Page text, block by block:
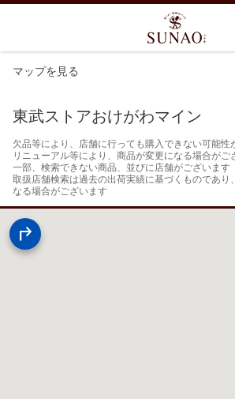
マップを見る
東武ストアおけがわマイン
欠品等により、店舗に行っても購入できない可能性
リニューアル等により、商品が変更になる場合がご
一部、検索できない商品、並びに店舗がございます
取扱店舗検索は過去の出荷実績に基づくものであり
なる場合がございます